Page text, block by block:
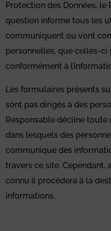
Protection des Données, le
question informe tous les
communiquent ou vont
personnelles, que celles-ci
conformément à
Les formulaires présents
sont pas dirigés à des
Responsable décline
dans lesquels des
communiqué des
travers ce site. Cependant,
connu il procédera à la
informations.